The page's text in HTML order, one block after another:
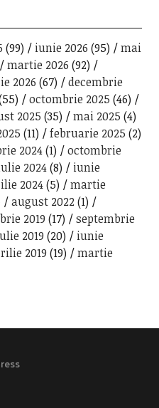
(99) iunie 2026 (95)
mai
martie 2026 (92)
2026 (67)
decembrie
octombrie 2025 (46)
2025 (35) mai 2025 (4)
(11) februarie 2025 (2)
2024(1)
octombrie
2024(8)
iunie
2024(5)
martie
august 2022(1)
2019 (17)
septembrie
2019 (20)
iunie
2019 (19)
martie